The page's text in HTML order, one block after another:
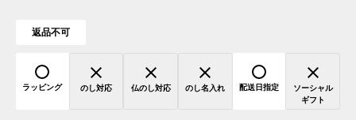
返品不可
ラッピング のし対応 仏のし対応 のし名入れ 配送日指定
ソーシャル
ギフト